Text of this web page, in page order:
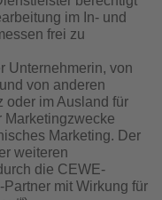
im In- und
frei zu
Unternehmerin, von
von anderen
oder im Ausland für
Marketingzwecke
Marketing. Der
weiteren
die CEWE-
mit Wirkung für